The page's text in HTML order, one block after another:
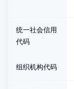
统一社会信用
代码
组织机构代码